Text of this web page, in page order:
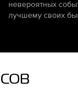
невероятных
лучшему своих